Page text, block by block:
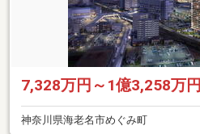
7,328万円～1億3,258万円
神奈川県海老名市めぐみ町